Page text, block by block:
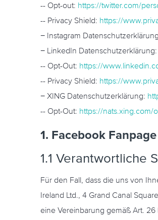
-- Opt-out: https://twitter.com/
-- Privacy Shield: https://
− Instagram
− LinkedIn Datenschutzerklärung:
-- Opt-Out: https://
-- Privacy Shield: https://
− XING Datenschutzerklärung:
-- Opt-Out: https://nats.xing.com/
1. Facebook Fanpage
1.1 Verantwortliche
Für den Fall, dass die uns von
Ireland Ltd., 4 Grand Canal
eine Vereinbarung gemäß Art.